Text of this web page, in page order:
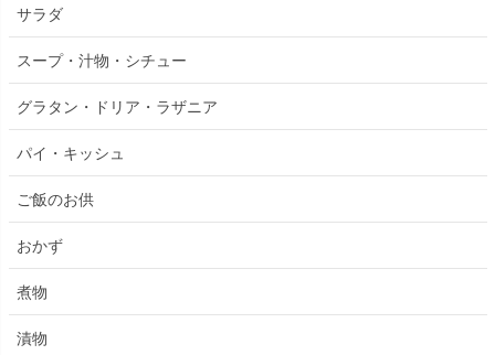
サラダ
スープ・汁物・シチュー
グラタン・ドリア・ラザニア
パイ・キッシュ
ご飯のお供
おかず
煮物
漬物